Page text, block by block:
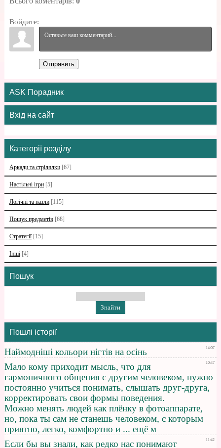
Войдите:
Отправить
ASK Порадник
Вхід на сайт
Категорії розділу
Аркади та стрілялки [67]
Настільні ігри [5]
Логічні та пазли [115]
Пошук предметів [68]
Стратегії [15]
Інші [4]
Пошук
Пошлі історії